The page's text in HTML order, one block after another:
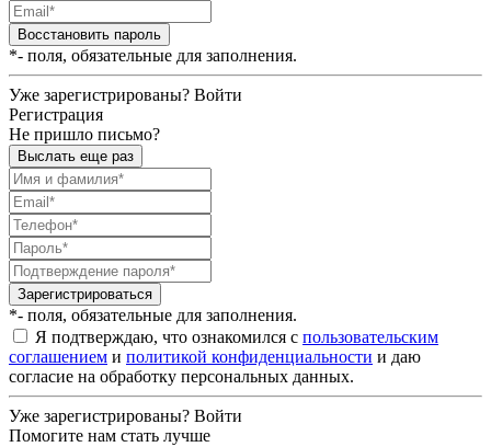
Восстановить пароль
*- поля, обязательные для заполнения.
Уже зарегистрированы? Войти
Регистрация
Не пришло письмо?
Выслать еще раз
Зарегистрироваться
*- поля, обязательные для заполнения.
Я подтверждаю, что ознакомился с пользовательским
соглашением и политикой конфиденциальности и даю
согласие на обработку персональных данных.
Уже зарегистрированы? Войти
Помогите нам стать лучше